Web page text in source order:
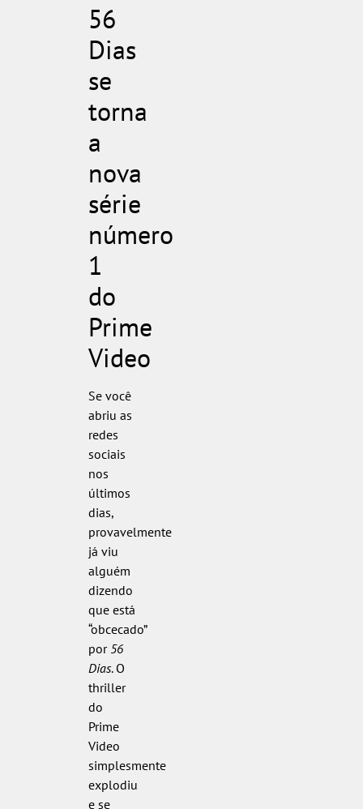
56
Dias
se
torna
a
nova
série
número
1
do
Prime
Video
Se você
abriu as
redes
sociais
nos
últimos
dias,
provavelmente
já viu
alguém
dizendo
que está
“obcecado”
por 56
Dias. O
thriller
do
Prime
Video
simplesmente
explodiu
e se